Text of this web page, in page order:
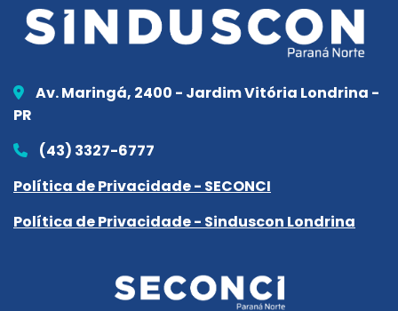
Av. Maringá, 2400 - Jardim Vitória Londrina -
PR
(43) 3327-6777
Política de Privacidade - SECONCI
Política de Privacidade - Sinduscon Londrina